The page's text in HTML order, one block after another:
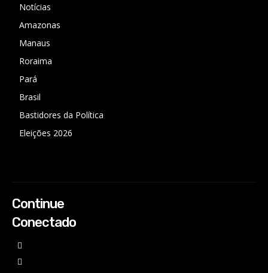
Notícias
Amazonas
Manaus
Roraima
Pará
Brasil
Bastidores da Política
Eleições 2026
Continue
Conectado